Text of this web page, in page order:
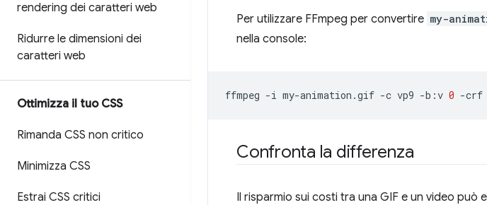
rendering dei caratteri web
Ridurre le dimensioni dei
caratteri web
Ottimizza il tuo CSS
Rimanda CSS non critico
Minimizza CSS
Estrai CSS critici
Per utilizzare FFmpeg per convertire my-
nella console:
ffmpeg -i my-animation.gif -c vp9 -b:v 0 -crf
Confronta la differenza
Il risparmio sui costi tra una GIF e un video può